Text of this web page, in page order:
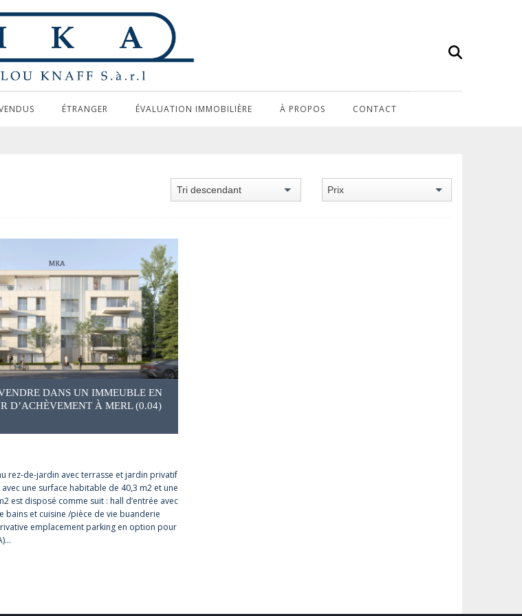
ÉTRANGER ÉVALUATION IMMOBILIÈRE À PROPOS CONTACT
Tri descendant Prix
DANS UN IMMEUBLE EN
D’ACHÈVEMENT À MERL (0.04)
rez-de-jardin avec terrasse et jardin privatif
une surface habitable de 40,3 m2 et une
est disposé comme suit : hall d’entrée avec
bains et cuisine /pièce de vie buanderie
emplacement parking en option pour